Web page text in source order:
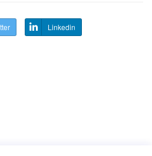
Linkedin